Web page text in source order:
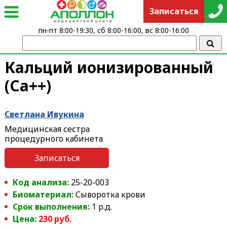
Кальций ионизированный
(Ca++)
Светлана Ивукина
Медицинская сестра
процедурного кабинета
Записаться
Код анализа: 25-20-003
Биоматериал:Сыворотка крови
Срок выполнения:1 р.д.
Цена: 230 руб.
Записаться
пн-пт 8:00-19:30, сб 8:00-16:00, вс 8:00-16:00